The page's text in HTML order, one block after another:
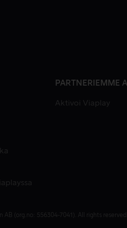
PARTNERIEMME
Aktivoi Viaplay
AB (org.no: 556304-7041). All rights reserved.